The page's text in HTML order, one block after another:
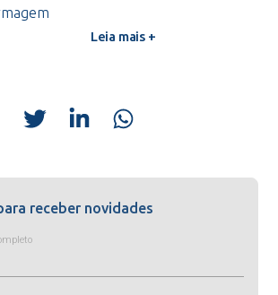
Leia mais +
receber novidades